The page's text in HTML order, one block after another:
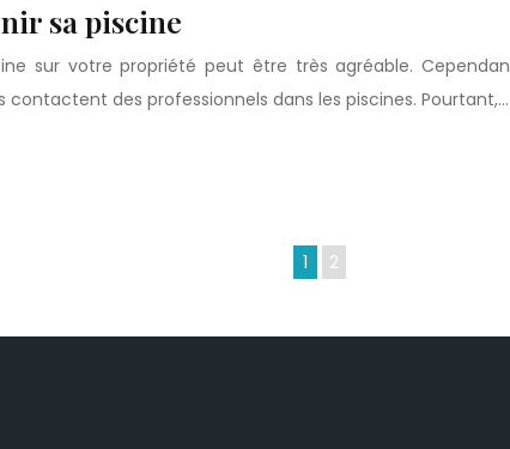
sa piscine
sur votre propriété peut être très agréable.
contactent des professionnels dans les piscines. Pourtant,…
1 2